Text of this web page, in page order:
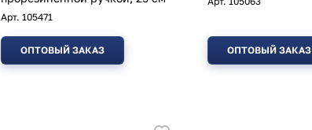
Арт. 105471
ОПТОВЫЙ ЗАКАЗ ОПТОВЫЙ ЗАКАЗ